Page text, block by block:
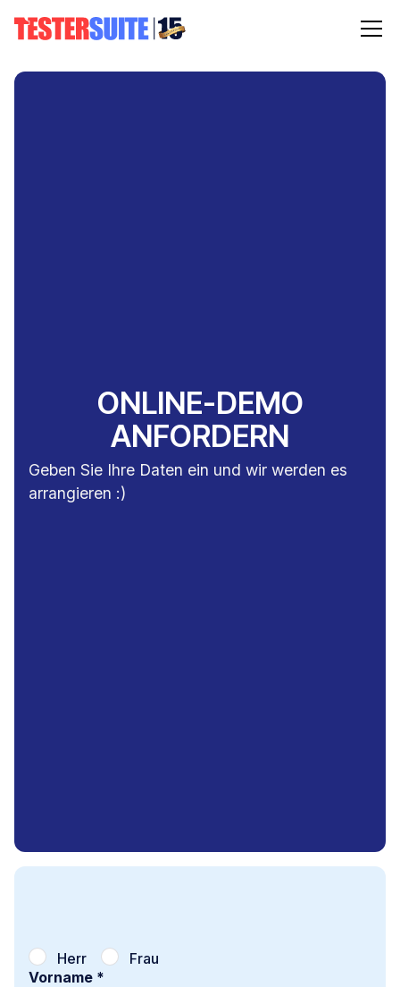
ONLINE-DEMO
ANFORDERN
Geben Sie Ihre Daten ein und wir werden es
arrangieren :)
Herr
Frau
Vorname *